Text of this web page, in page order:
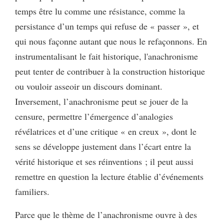
temps être lu comme une résistance, comme la
persistance d’un temps qui refuse de « passer », et
qui nous façonne autant que nous le refaçonnons. En
instrumentalisant le fait historique, l'anachronisme
peut tenter de contribuer à la construction historique
ou vouloir asseoir un discours dominant.
Inversement, l’anachronisme peut se jouer de la
censure, permettre l’émergence d’analogies
révélatrices et d’une critique « en creux », dont le
sens se développe justement dans l’écart entre la
vérité historique et ses réinventions ; il peut aussi
remettre en question la lecture établie d’événements
familiers.
Parce que le thème de l’anachronisme ouvre à des